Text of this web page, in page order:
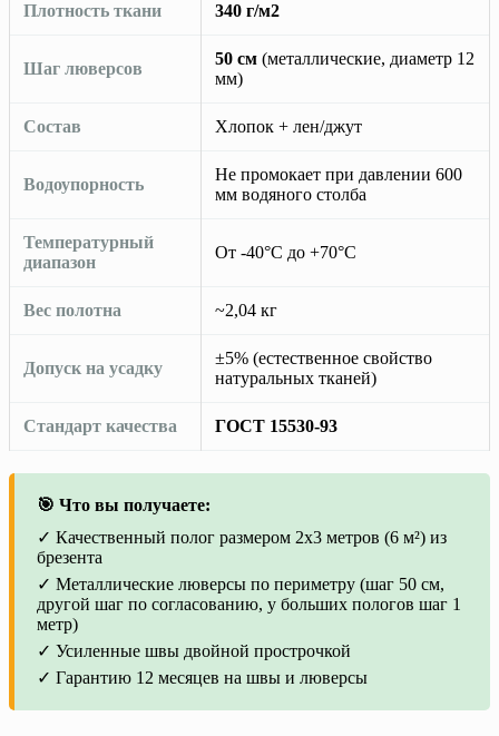
Плотность ткани 340 г/м2
Шаг люверсов
50 см (металлические, диаметр 12
мм)
Состав Хлопок + лен/джут
Водоупорность
Не промокает при давлении 600
мм водяного столба
Температурный
диапазон
От -40°C до +70°C
Вес полотна ~2,04 кг
Допуск на усадку
±5% (естественное свойство
натуральных тканей)
Стандарт качества ГОСТ 15530-93
🎯 Что вы получаете:
✓ Качественный полог размером 2х3 метров (6 м²) из
брезента
✓ Металлические люверсы по периметру (шаг 50 см,
другой шаг по согласованию, у больших пологов шаг 1
метр)
✓ Усиленные швы двойной прострочкой
✓ Гарантию 12 месяцев на швы и люверсы